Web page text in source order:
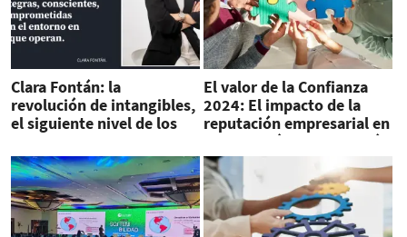
Clara Fontán: la
revolución de intangibles,
el siguiente nivel de los
El valor de la Confianza
2024: El impacto de la
reputación empresarial en
Centroamérica y Panamá